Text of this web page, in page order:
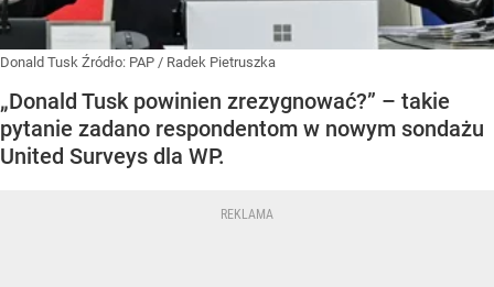
Donald Tusk Źródło: PAP / Radek Pietruszka
„Donald Tusk powinien zrezygnować?” – takie
pytanie zadano respondentom w nowym sondażu
United Surveys dla WP.